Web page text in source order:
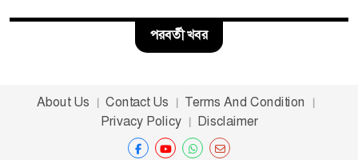
পরবর্তী খবর
About Us Contact Us
Terms And Condition
Privacy Policy
Disclaimer